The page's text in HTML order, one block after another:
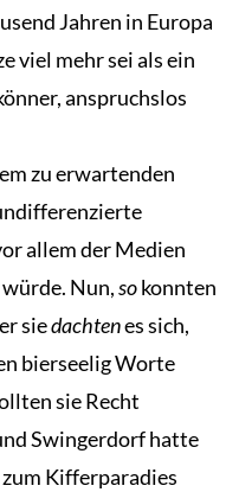
Jahren in Europa
viel mehr sei als ein
anspruchslos
zu erwartenden
allem der Medien
Nun,sokonnten
siedachtenes sich,
bierseelig Worte
sie Recht
Swingerdorf hatte
Kifferparadies